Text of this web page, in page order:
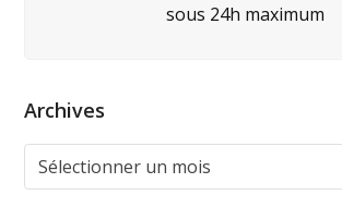
sous 24h maximum
Archives